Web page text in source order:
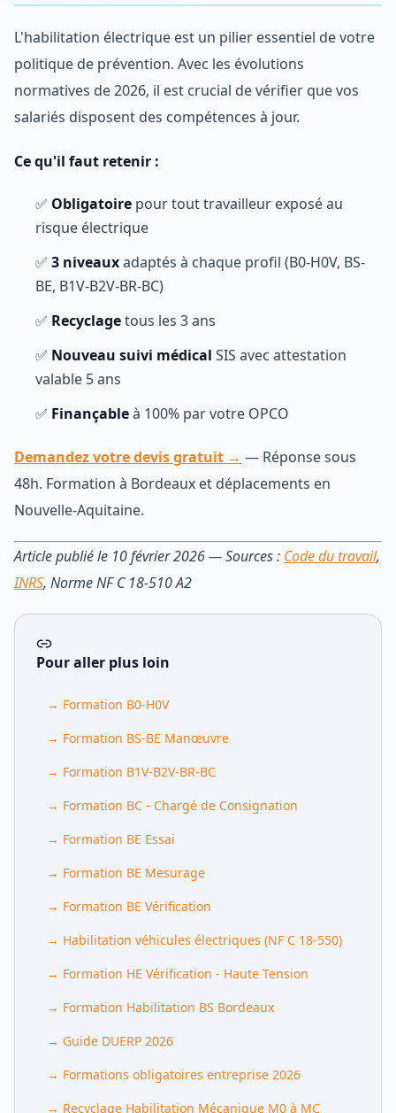
L'habilitation électrique est un pilier essentiel de votre
politique de prévention. Avec les évolutions
normatives de 2026, il est crucial de vérifier que vos
salariés disposent des compétences à jour.
Ce qu'il faut retenir :
✅ Obligatoire pour tout travailleur exposé au
risque électrique
✅ 3 niveauxadaptés à chaque profil (B0-H0V, BS-
BE, B1V-B2V-BR-BC)
✅ Recyclagetous les 3 ans
✅ Nouveau suivi médical SIS avec attestation
valable 5 ans
✅ Finançableà 100% par votre OPCO
Demandez votre devis gratuit → — Réponse sous
48h. Formation à Bordeaux et déplacements en
Nouvelle-Aquitaine.
Article publié le 10 février 2026 — Sources : Code du travail,
INRS, Norme NF C 18-510 A2
Pour aller plus loin
→ Formation B0-H0V
→ Formation BS-BE Manœuvre
→ Formation B1V-B2V-BR-BC
→ Formation BC - Chargé de Consignation
→ Formation BE Essai
→ Formation BE Mesurage
→ Formation BE Vérification
→ Habilitation véhicules électriques (NF C 18-550)
→ Formation HE Vérification - Haute Tension
→ Formation Habilitation BS Bordeaux
→ Guide DUERP 2026
→ Formations obligatoires entreprise 2026
→ Recyclage Habilitation Mécanique M0 à MC